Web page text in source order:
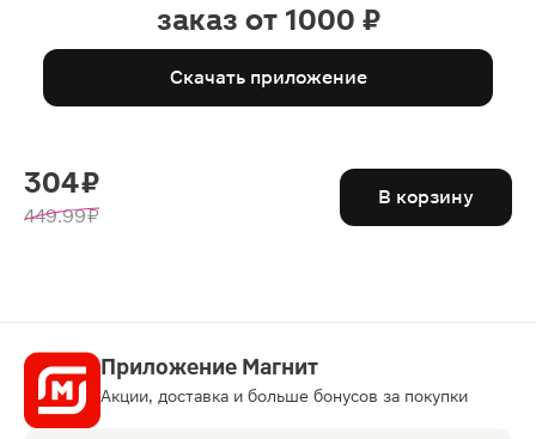
заказ от 1000 ₽
Скачать приложение
304 ₽
449.99 ₽
В корзину
Приложение Магнит
Акции, доставка и больше бонусов за покупки